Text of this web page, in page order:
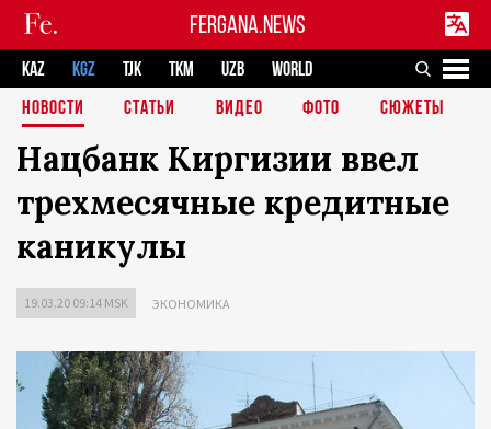
FERGANA.NEWS
KAZ KGZ TJK TKM UZB
WORLD
НОВОСТИ
СТАТЬИ ВИДЕО ФОТО СЮЖЕТЫ
Нацбанк Киргизии ввел
трехмесячные кредитные
каникулы
19.03.20 09:14 MSK ЭКОНОМИКА